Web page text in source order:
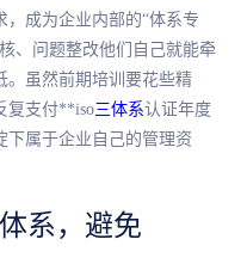
成为企业内部的“体系专
、问题整改他们自己就能牵
。虽然前期培训要花些精
复支付**iso三体系认证年度
属于企业自己的管理资
系，避免